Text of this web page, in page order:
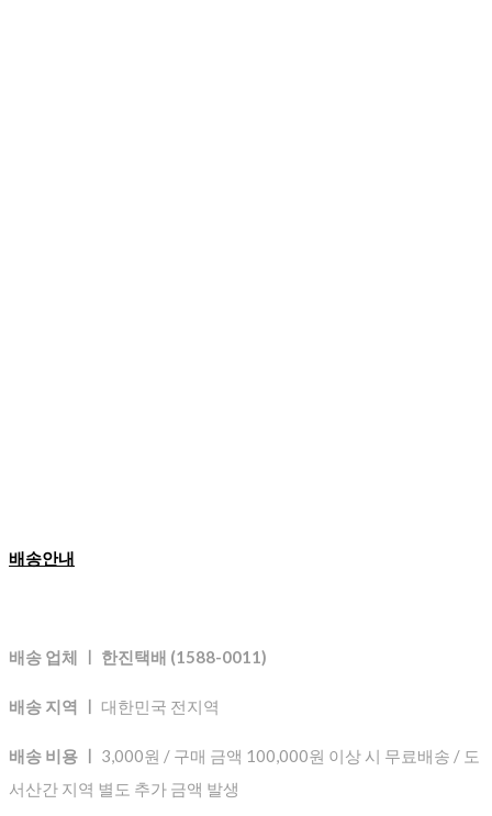
배송안내
배송 업체 ㅣ 한진택배 (1588-0011)
배송 지역 ㅣ 대한민국 전지역
배송 비용 ㅣ 3,000원 / 구매 금액 100,000원 이상 시 무료배송 / 도
서산간 지역 별도 추가 금액 발생